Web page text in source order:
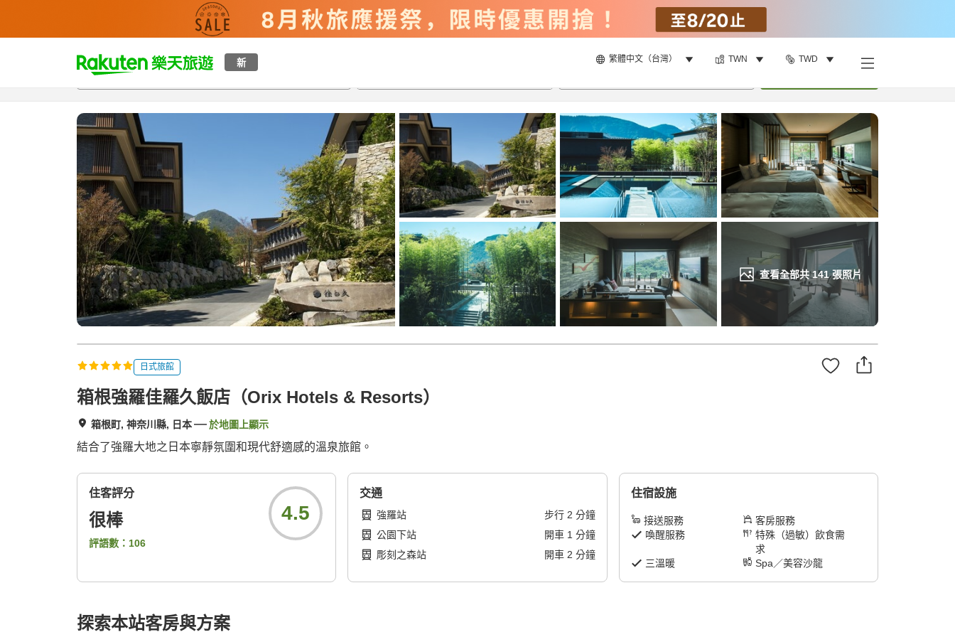
新 繁體中文（台灣） TWN TWD
t
p
a
g
s
e
a
r
c
h
查看全部共141張照片
總覽客房與方案評語設施
日式旅館
箱根強羅佳羅久飯店（Orix Hotels & Resorts）
箱根町, 神奈川縣, 日本 於地圖上顯示
結合了強羅大地之日本寧靜氛圍和現代舒適感的溫泉旅館。
住客評分
很棒
評語數： 106
4.5
交通
強羅站 步行 2 分鐘
公園下站
開車 1 分鐘
彫刻之森站
開車 2 分鐘
住宿設施
接送服務
客房服務
喚醒服務
特殊（過敏）飲食需
求
三溫暖
Spa／美容沙龍
探索本站客房與方案